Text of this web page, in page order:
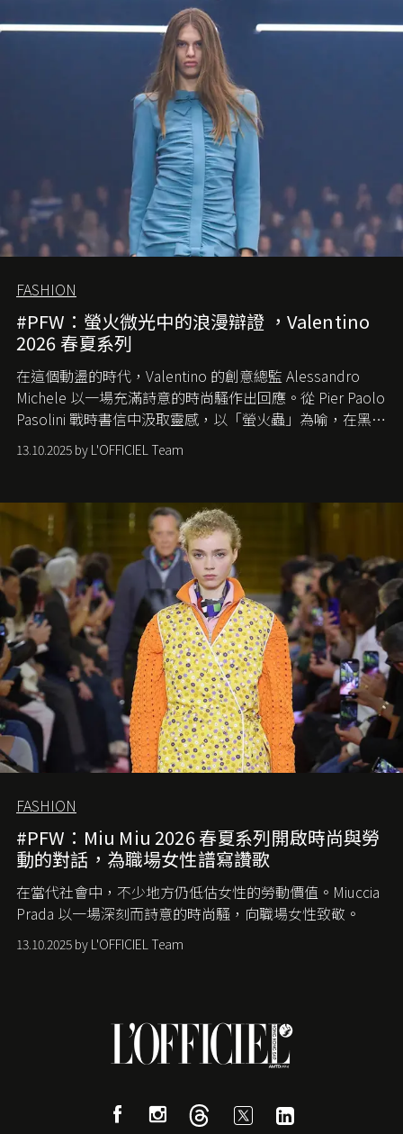
FASHION
#PFW：螢火微光中的浪漫辯證 ，Valentino
2026 春夏系列
在這個動盪的時代， Valentino 的創意總監 Alessandro
Michele 以一場充滿詩意的時尚騷作出回應。從 Pier Paolo
Pasolini 戰時書信中汲取靈感，以「螢火蟲」為喻，在黑暗
中找尋希望的微光。
13.10.2025 by L'OFFICIEL Team
FASHION
#PFW：Miu Miu 2026 春夏系列開啟時尚與勞
動的對話，為職場女性譜寫讚歌
在當代社會中，不少地方仍低估女性的勞動價值。 Miuccia
Prada 以一場深刻而詩意的時尚騷，向職場女性致敬。
13.10.2025 by L'OFFICIEL Team